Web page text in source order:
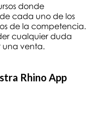
donde
cada uno de los
de la competencia.
cualquier duda
una venta.
Rhino App